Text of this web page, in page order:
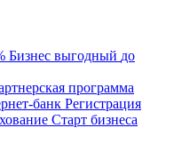
Бизнес выгодный до
программа
банк Регистрация
Старт бизнеса